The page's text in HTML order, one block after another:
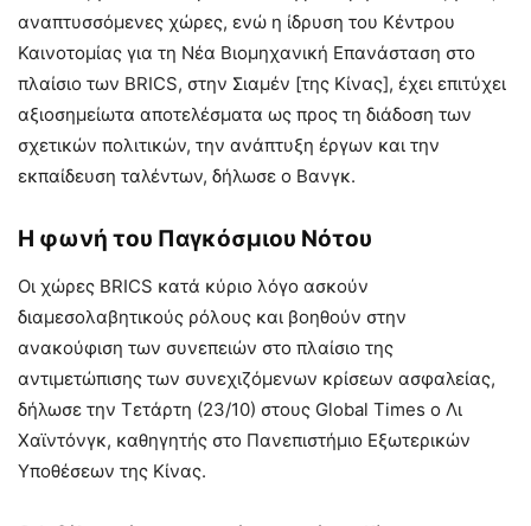
αναπτυσσόμενες χώρες, ενώ η ίδρυση του Κέντρου
Καινοτομίας για τη Νέα Βιομηχανική Επανάσταση στο
πλαίσιο των BRICS, στην Σιαμέν [της Κίνας], έχει επιτύχει
αξιοσημείωτα αποτελέσματα ως προς τη διάδοση των
σχετικών πολιτικών, την ανάπτυξη έργων και την
εκπαίδευση ταλέντων, δήλωσε ο Βανγκ.
Η φωνή του Παγκόσμιου Νότου
Οι χώρες BRICS κατά κύριο λόγο ασκούν
διαμεσολαβητικούς ρόλους και βοηθούν στην
ανακούφιση των συνεπειών στο πλαίσιο της
αντιμετώπισης των συνεχιζόμενων κρίσεων ασφαλείας,
δήλωσε την Τετάρτη (23/10) στους Global Times ο Λι
Χαϊντόνγκ, καθηγητής στο Πανεπιστήμιο Εξωτερικών
Υποθέσεων της Κίνας.